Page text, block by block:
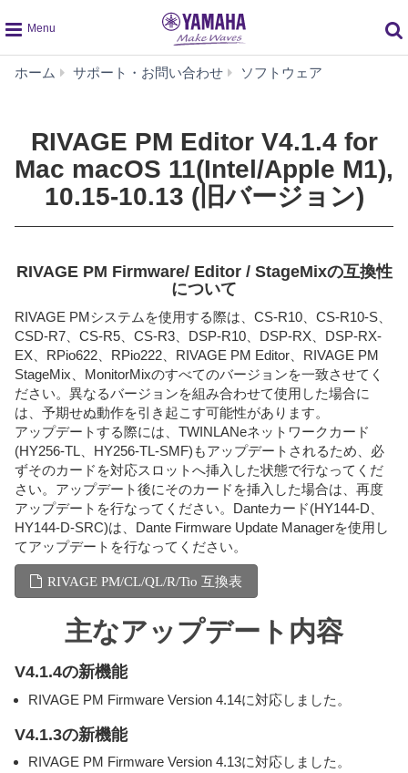
global
navigation
ホーム サポート・お問い合わせ ソフトウェア
V4.1.4
for
Mac
macOS
11(Intel/Apple
M1),
10.13
(旧
ー
ジ
ョ
ン)
RIVAGE PM Editor V4.1.4 for
Mac macOS 11(Intel/Apple M1),
10.15-10.13 (旧バージョン)
RIVAGE PM Firmware/ Editor / StageMixの互換性
について
RIVAGE PMシステムを使用する際は、CS-R10、CS-R10-S、
CSD-R7、CS-R5、CS-R3、DSP-R10、DSP-RX、DSP-RX-
EX、RPio622、RPio222、RIVAGE PM Editor、RIVAGE PM
StageMix、MonitorMixのすべてのバージョンを一致させてく
ださい。異なるバージョンを組み合わせて使用した場合に
は、予期せぬ動作を引き起こす可能性があります。
アップデートする際には、TWINLANeネットワークカード
(HY256-TL、HY256-TL-SMF)もアップデートされるため、必
ずそのカードを対応スロットへ挿入した状態で行なってくだ
さい。アップデート後にそのカードを挿入した場合は、再度
アップデートを行なってください。Danteカード(HY144-D、
HY144-D-SRC)は、Dante Firmware Update Managerを使用し
てアップデートを行なってください。
RIVAGE PM/CL/QL/R/Tio 互換表
主なアップデート内容
V4.1.4の新機能
RIVAGE PM Firmware Version 4.14に対応しました。
V4.1.3の新機能
RIVAGE PM Firmware Version 4.13に対応しました。